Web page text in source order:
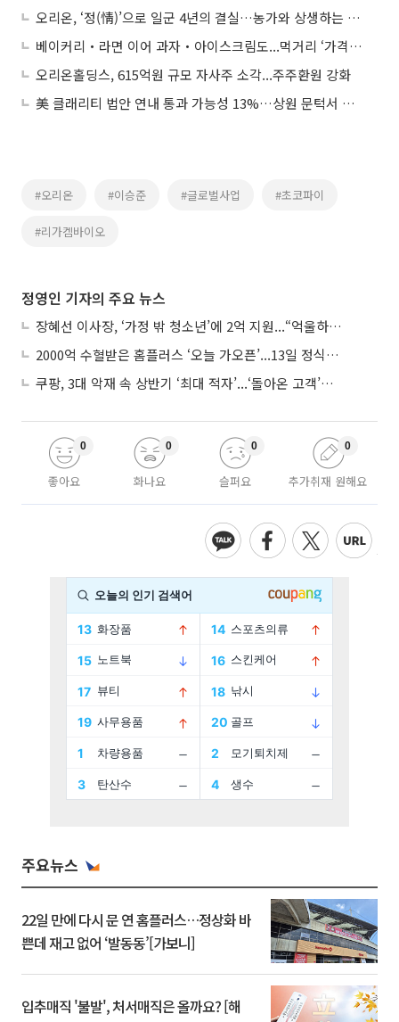
오리온, ‘정(情)’으로 일군 4년의 결실…농가와 상생하는 오리온의 ‘맛있는 나눔’
베이커리‧라면 이어 과자‧아이스크림도...먹거리 ‘가격 인하’ 릴레이(종합)
오리온홀딩스, 615억원 규모 자사주 소각...주주환원 강화
美 클래리티 법안 연내 통과 가능성 13%…상원 문턱서 제동
#오리온 #이승준 #글로벌사업 #초코파이
#리가켐바이오
정영인 기자의 주요 뉴스
장혜선 이사장, ‘가정 밖 청소년’에 2억 지원...“억울하고 아파도 단단해지길”
2000억 수혈받은 홈플러스 ‘오늘 가오픈’...13일 정식 개장 시험대
쿠팡, 3대 악재 속 상반기 ‘최대 적자’...‘돌아온 고객’에 수익성 반등 주목
좋아요
0
화나요
0
슬퍼요
0
추가취재 원해요
0
주요뉴스
22일 만에 다시 문 연 홈플러스…정상화 바
쁜데 재고 없어 ‘발동동’[가보니]
입추매직 '불발', 처서매직은 올까요? [해